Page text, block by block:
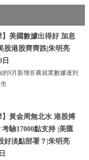
】美國數據出得好 加息
股港股齊齊跌|朱明亮
9月新增非農就業數據達到
】黃金周無北水 港股搏
驗17000點支持 |美匯
好淡點部署？|朱明亮